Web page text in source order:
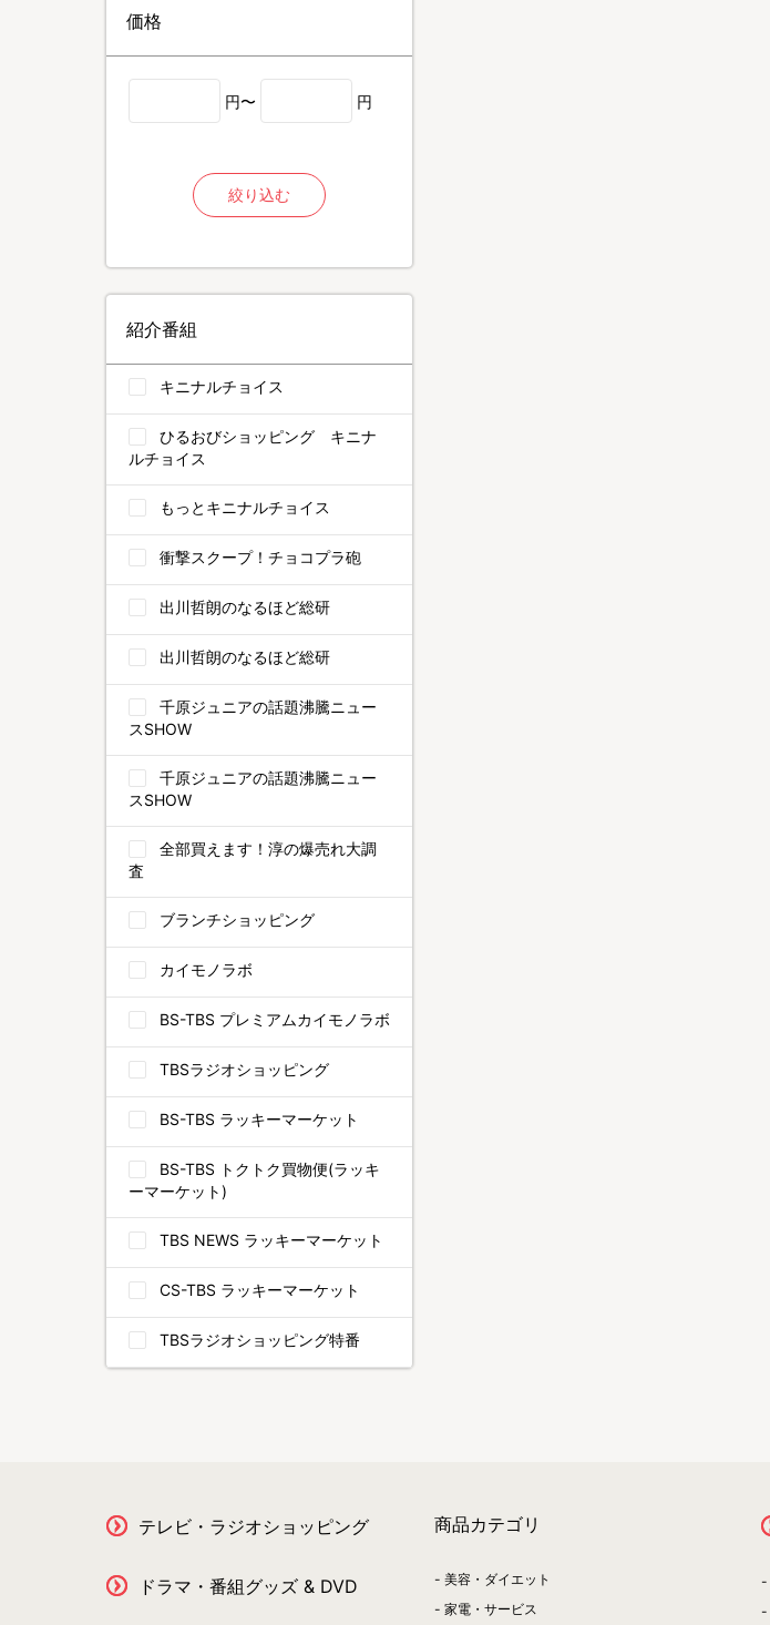
価格
円〜 円
絞り込む
紹介番組
キニナルチョイス
ひるおびショッピング キニナ
ルチョイス
もっとキニナルチョイス
衝撃スクープ！チョコプラ砲
出川哲朗のなるほど総研
出川哲朗のなるほど総研
千原ジュニアの話題沸騰ニュー
スSHOW
千原ジュニアの話題沸騰ニュー
スSHOW
全部買えます！淳の爆売れ大調
査
ブランチショッピング
カイモノラボ
BS-TBS プレミアムカイモノラボ
TBSラジオショッピング
BS-TBS ラッキーマーケット
BS-TBS トクトク買物便(ラッキ
ーマーケット)
TBS NEWS ラッキーマーケット
CS-TBS ラッキーマーケット
TBSラジオショッピング特番
テレビ・ラジオショッピング
ドラマ・番組グッズ & DVD
商品カテゴリ
美容・ダイエット
家電・サービス